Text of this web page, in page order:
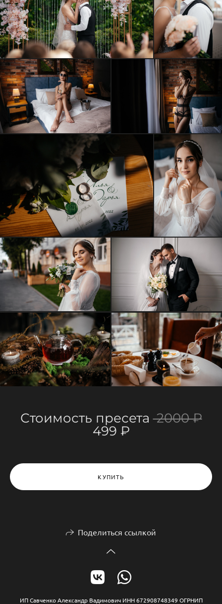
Стоимость пресета2000 ₽
499 ₽
КУПИТЬ
Поделиться ссылкой
ИП Савченко Александр Вадимович ИНН 672908748349 ОГРНИП